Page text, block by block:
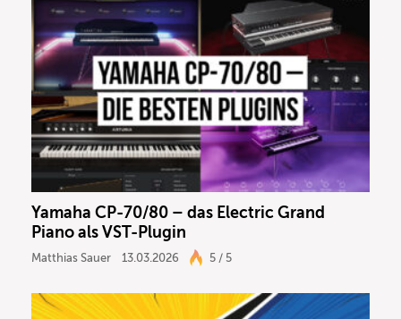
Yamaha CP-70/80 – das Electric Grand
Piano als VST-Plugin
Matthias Sauer 13.03.2026 5 / 5